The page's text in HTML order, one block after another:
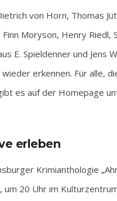
von Horn, Thomas
Moryson, Henry Riedl,
E. Spieldenner und
erkennen. Für alle,
es auf der Homepage
erleben
Krimianthologie
20 Uhr im